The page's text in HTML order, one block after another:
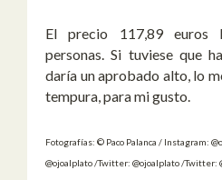
El precio 117,89 euros
personas. Si tuviese que
daría un aprobado alto, lo
tempura, para mi gusto.
Fotografías: © Paco Palanca / Instagram:
@ojoalplato /Twitter: @ojoalplato /Twitter: